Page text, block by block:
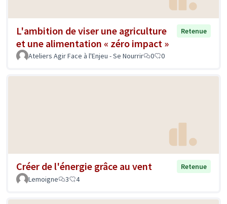
L'ambition de viser une agriculture
et une alimentation « zéro impact »
Retenue
Ateliers Agir Face à l'Enjeu - Se Nourrir 0 0
Créer de l'énergie grâce au vent
Retenue
Lemoigne
3 4